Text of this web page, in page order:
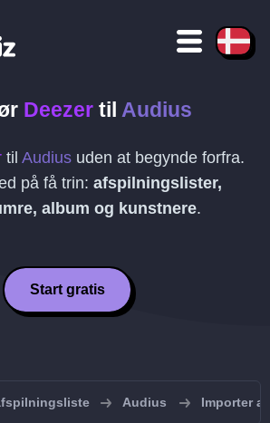
Deezer til Audius
til Audius uden at begynde forfra.
på få trin: afspilningslister,
album og kunstnere.
Start gratis
Audius Importer